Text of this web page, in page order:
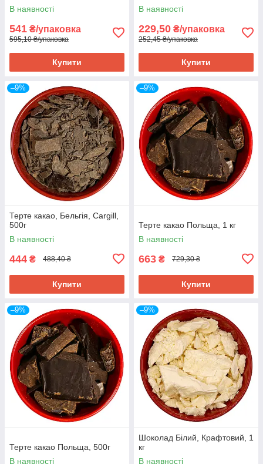
В наявності
541 ₴/упаковка
595,10 ₴/упаковка
Купити
В наявності
229,50 ₴/упаковка
252,45 ₴/упаковка
Купити
–9%
Терте какао, Бельгія, Cargill,
500г
В наявності
444 ₴ 488,40 ₴
Купити
–9%
Терте какао Польща, 1 кг
В наявності
663 ₴ 729,30 ₴
Купити
–9%
Терте какао Польща, 500г
В наявності
–9%
Шоколад Білий, Крафтовий, 1
кг
В наявності